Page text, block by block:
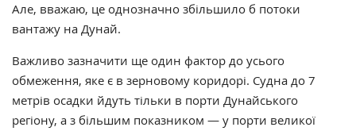
Але, вважаю, це однозначно збільшило б потоки
вантажу на Дунай.
Важливо зазначити ще один фактор до усього
обмеження, яке є в зерновому коридорі. Судна до 7
метрів осадки йдуть тільки в порти Дунайського
регіону, а з більшим показником — у порти великої